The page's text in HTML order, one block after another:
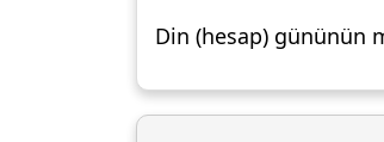
Din (hesap) gününün